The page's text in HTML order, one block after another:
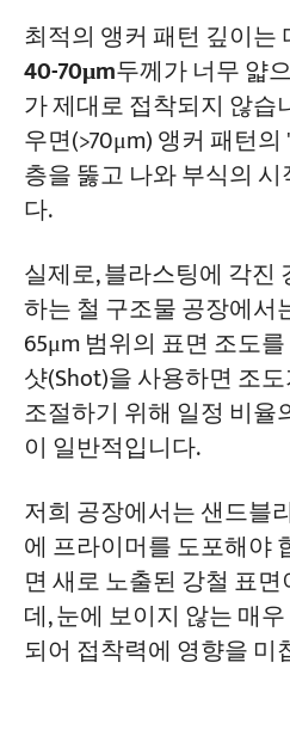
최적의 앵커 패턴 깊이는
40-70μm두께가 너무 얇
가 제대로 접착되지 않습
우면(>70μm) 앵커 패턴
층을 뚫고 나와 부식의
다.
실제로, 블라스팅에 각진
하는 철 구조물 공장에서
65μm 범위의 표면 조도
샷(Shot)을 사용하면 조
조절하기 위해 일정 비율
이 일반적입니다.
저희 공장에서는 샌드블
에 프라이머를 도포해야
면 새로 노출된 강철 표
데, 눈에 보이지 않는 매
되어 접착력에 영향을 미